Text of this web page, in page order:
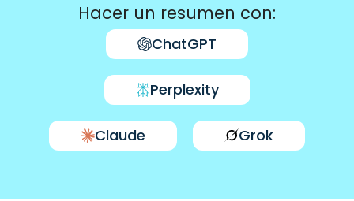
Hacer un resumen con:
ChatGPT
Perplexity
Claude Grok